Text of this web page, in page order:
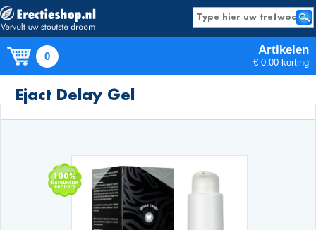
0 Artikelen
€ 0.00 korting
Ejact Delay Gel